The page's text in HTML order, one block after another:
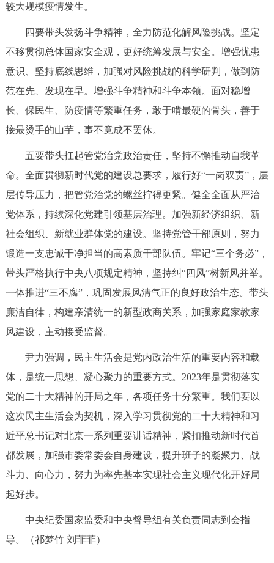
较大规模疫情发生。
四要带头发扬斗争精神，全力防范化解风险挑战。坚定
不移贯彻总体国家安全观，更好统筹发展与安全。增强忧患
意识、坚持底线思维，加强对风险挑战的科学研判，做到防
范在先、发现在早。增强斗争精神和斗争本领。面对稳增
长、保民生、防疫情等繁重任务，敢于啃最硬的骨头，善于
接最烫手的山芋，事不竟成不罢休。
五要带头扛起管党治党政治责任，坚持不懈推动自我革
命。全面贯彻新时代党的建设总要求，履行好“一岗双责”，层
层传导压力，把管党治党的螺丝拧得更紧。健全全面从严治
党体系，持续深化党建引领基层治理。加强新经济组织、新
社会组织、新就业群体党的建设。坚持党管干部原则，努力
锻造一支忠诚干净担当的高素质干部队伍。牢记“三个务必”，
带头严格执行中央八项规定精神，坚持纠“四风”树新风并举。
一体推进“三不腐”，巩固发展风清气正的良好政治生态。带头
廉洁自律，构建亲清统一的新型政商关系，加强家庭家教家
风建设，主动接受监督。
尹力强调，民主生活会是党内政治生活的重要内容和载
体，是统一思想、凝心聚力的重要方式。2023年是贯彻落实
党的二十大精神的开局之年，各项任务十分繁重。我们要以
这次民主生活会为契机，深入学习贯彻党的二十大精神和习
近平总书记对北京一系列重要讲话精神，紧扣推动新时代首
都发展，加强市委常委会自身建设，提升班子的凝聚力、战
斗力、向心力，努力为率先基本实现社会主义现代化开好局
起好步。
中央纪委国家监委和中央督导组有关负责同志到会指
导。（祁梦竹 刘菲菲）